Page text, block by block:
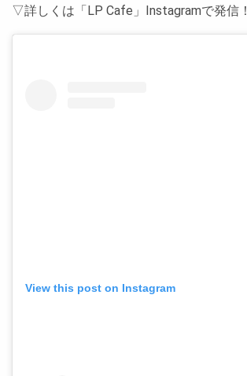
▽詳しくは「LP Cafe」Instagramで発信！
View this post on Instagram